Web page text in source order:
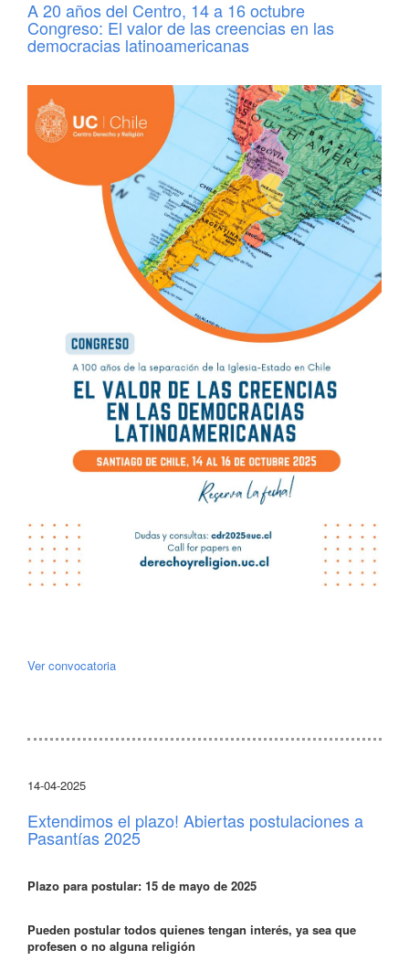
A 20 años del Centro, 14 a 16 octubre
Congreso: El valor de las creencias en las
democracias latinoamericanas
Ver convocatoria
14-04-2025
Extendimos el plazo! Abiertas postulaciones a
Pasantías 2025
Plazo para postular: 15 de mayo de 2025
Pueden postular todos quienes tengan interés, ya sea que
profesen o no alguna religión